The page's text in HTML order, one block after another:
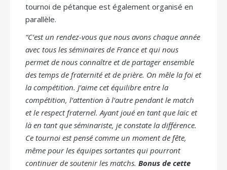
tournoi de pétanque est également organisé en
parallèle.
“C’est un rendez-vous que nous avons chaque année
avec tous les séminaires de France et qui nous
permet de nous connaître et de partager ensemble
des temps de fraternité et de prière. On mêle la foi et
la compétition. J’aime cet équilibre entre la
compétition, l’attention à l’autre pendant le match
et le respect fraternel. Ayant joué en tant que laïc et
là en tant que séminariste, je constate la différence.
Ce tournoi est pensé comme un moment de fête,
même pour les équipes sortantes qui pourront
continuer de soutenir les matchs. Bonus de cette